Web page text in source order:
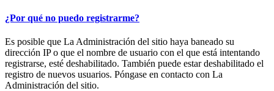
¿Por qué no puedo registrarme?
Es posible que La Administración del sitio haya baneado su
dirección IP o que el nombre de usuario con el que está intentando
registrarse, esté deshabilitado. También puede estar deshabilitado el
registro de nuevos usuarios. Póngase en contacto con La
Administración del sitio.